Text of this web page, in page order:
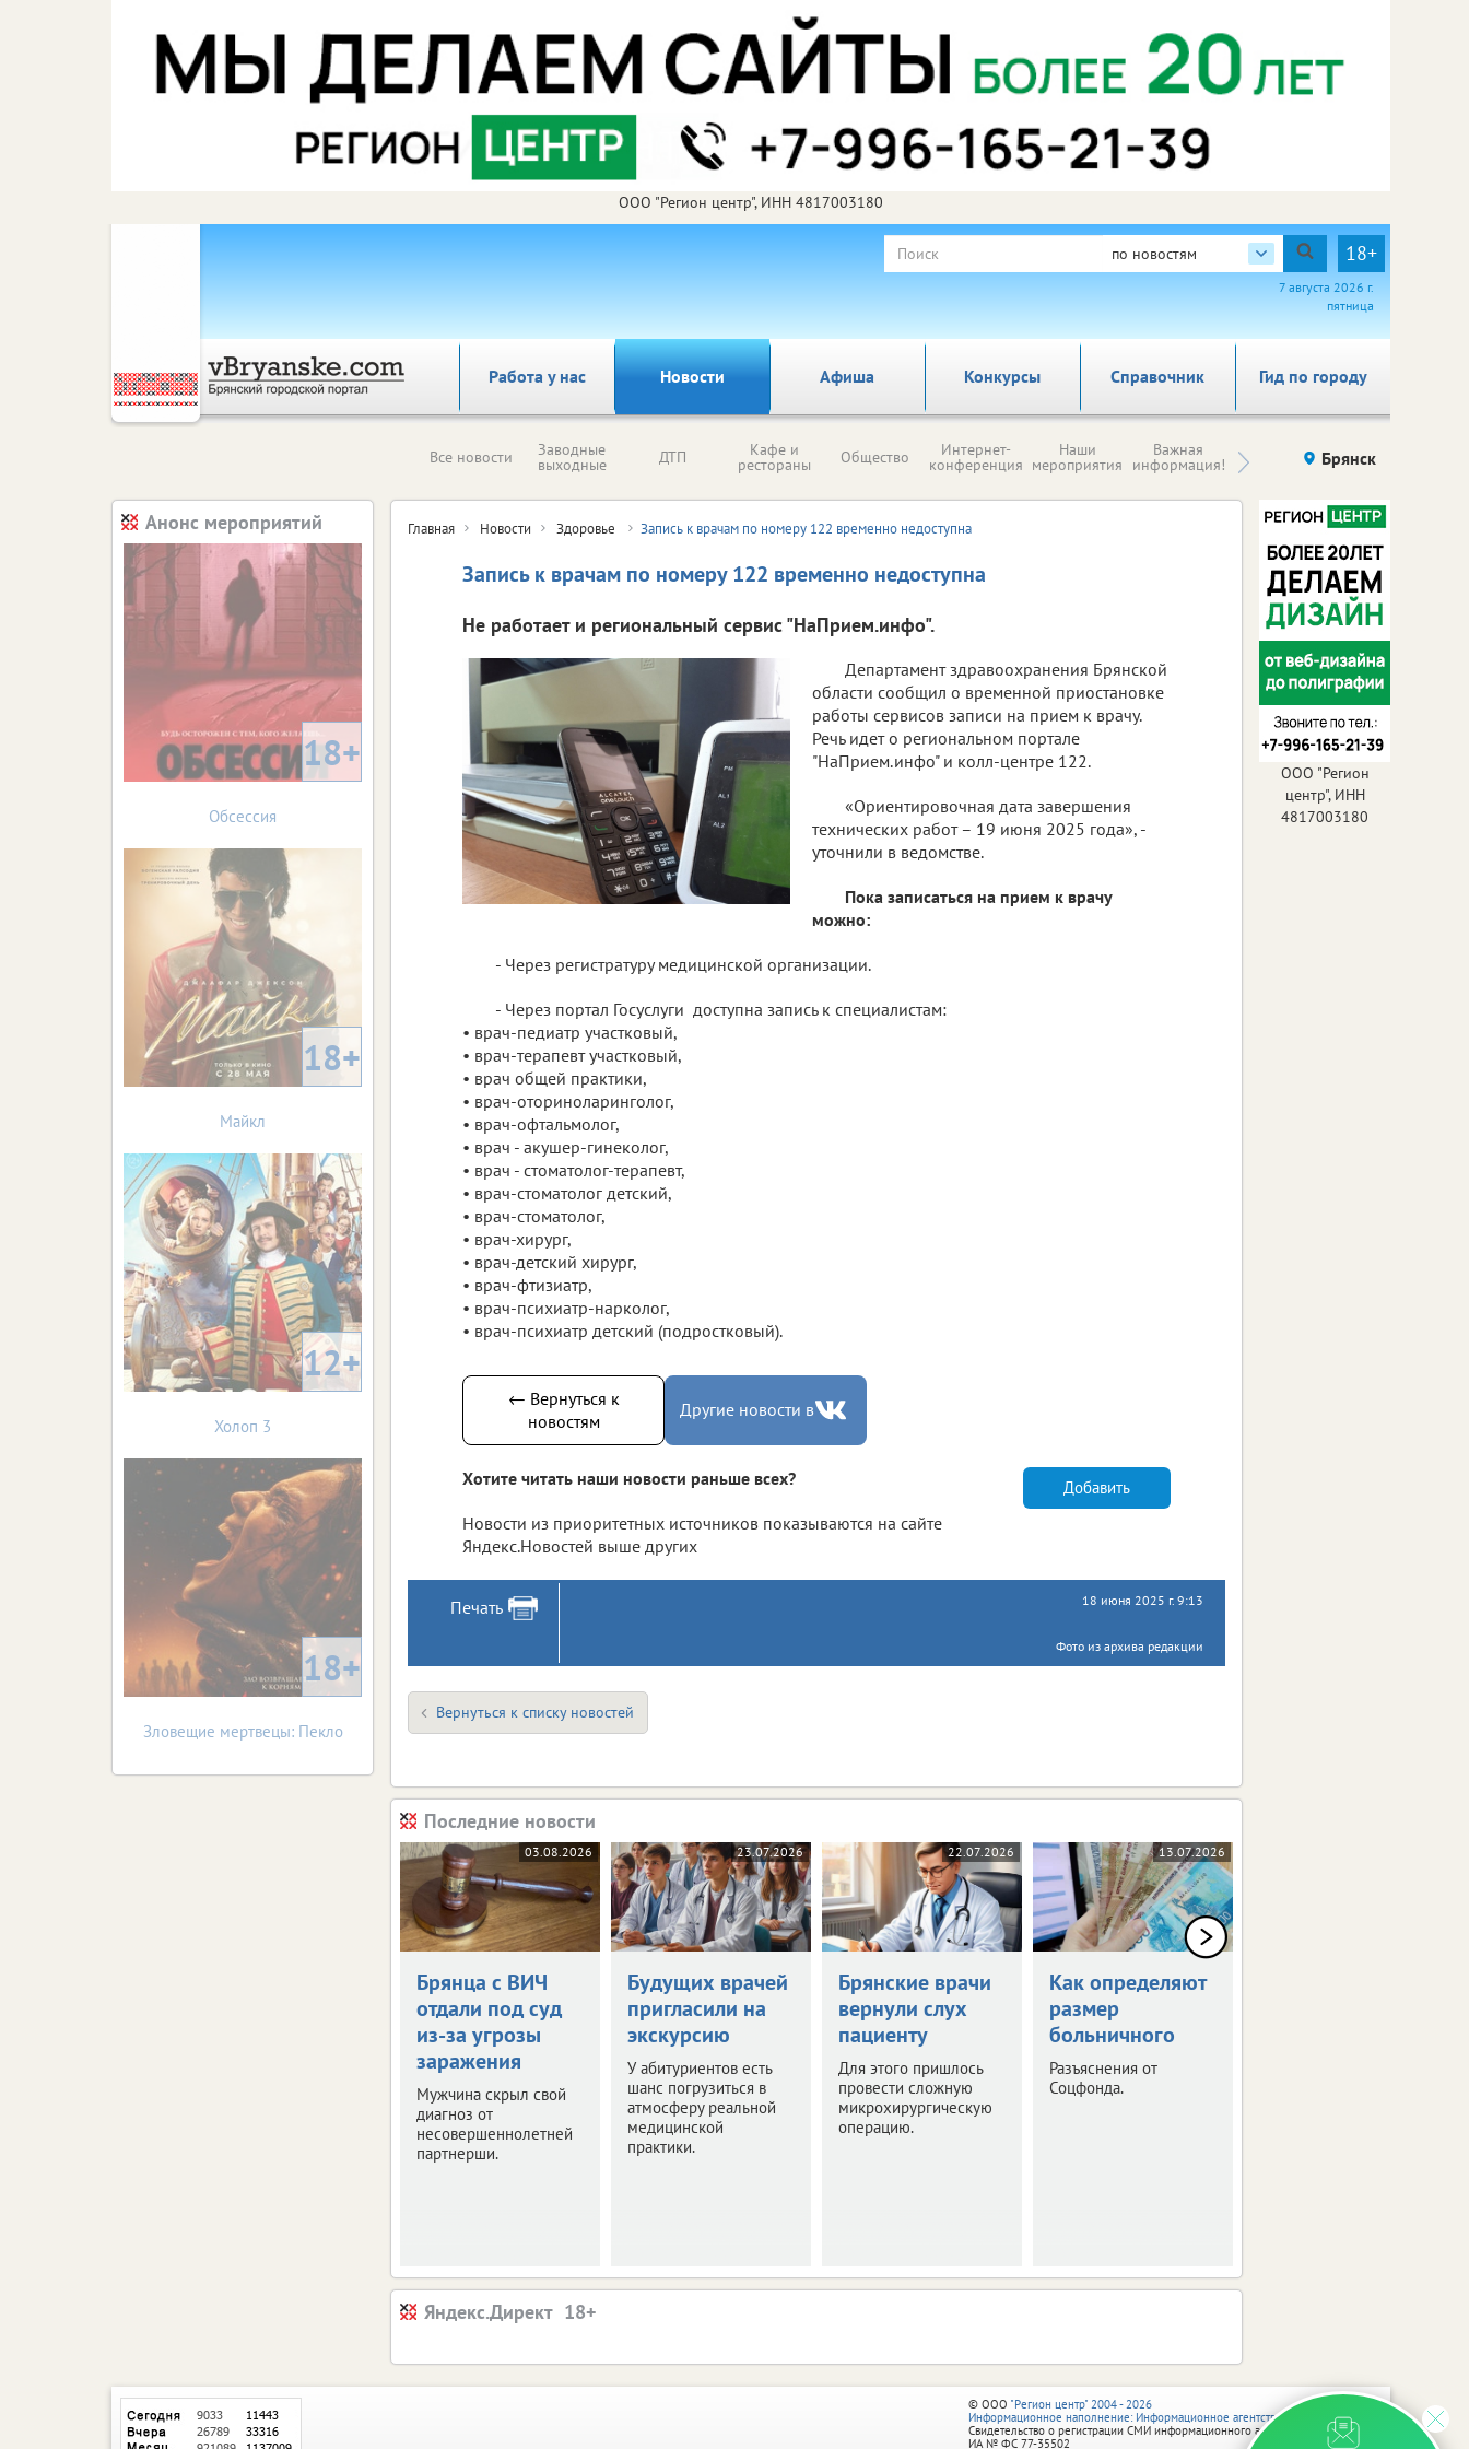
ООО "Регион центр", ИНН 4817003180
по новостям 18+
7 августа 2026 г.
пятница
Работа у нас Новости Афиша Справочник Гид по городу
Конкурсы
Все новости Заводные
выходные ДТП Кафе и
рестораны Общество Интернет-
конференция
Наши
мероприятия
Важная
информация! Происшествия Здоровье
Брянск
Главная Новости Здоровье Запись к врачам по номеру 122 временно недоступна
Запись к врачам по номеру 122 временно недоступна
Не работает и региональный сервис "НаПрием.инфо".
Департамент здравоохранения Брянской
области сообщил о временной приостановке
работы сервисов записи на прием к врачу.
Речь идет о региональном портале
"НаПрием.инфо" и колл-центре 122.
«Ориентировочная дата завершения
технических работ – 19 июня 2025 года», -
уточнили в ведомстве.
Пока записаться на прием к врачу
можно:
- Через регистратуру медицинской организации.
- Через портал Госуслуги доступна запись к специалистам:
• врач-педиатр участковый,
• врач-терапевт участковый,
• врач общей практики,
• врач-оториноларинголог,
• врач-офтальмолог,
• врач - акушер-гинеколог,
• врач - стоматолог-терапевт,
• врач-стоматолог детский,
• врач-стоматолог,
• врач-хирург,
• врач-детский хирург,
• врач-фтизиатр,
• врач-психиатр-нарколог,
• врач-психиатр детский (подростковый).
← Вернуться к
новостям
Другие новости в
Хотите читать наши новости раньше всех?
Новости из приоритетных источников показываются на сайте
Яндекс.Новостей выше других
Добавить
Печать 18 июня 2025 г. 9:13
Фото из архива редакции
Вернуться к списку новостей
Последние новости
03.08.2026
Брянца с ВИЧ
отдали под суд
из-за угрозы
заражения
Мужчина скрыл свой
диагноз от
несовершеннолетней
партнерши.
23.07.2026
Будущих врачей
пригласили на
экскурсию
У абитуриентов есть
шанс погрузиться в
атмосферу реальной
медицинской
практики.
22.07.2026
Брянские врачи
вернули слух
пациенту
Для этого пришлось
провести сложную
микрохирургическую
операцию.
13.07.2026
Как определяют
размер
больничного
Разъяснения от
Соцфонда.
Яндекс.Директ
Анонс мероприятий
18+
Обсессия
18+
Майкл
12+
Холоп 3
18+
Зловещие мертвецы: Пекло
ООО "Регион
центр", ИНН
4817003180
© ООО "Регион центр" 2004 - 2026
Информационное наполнение: Информационное агентство vRossii.ru
Свидетельство о регистрации СМИ информационного агентства vRossii.ru
ИА № ФС 77‑35502